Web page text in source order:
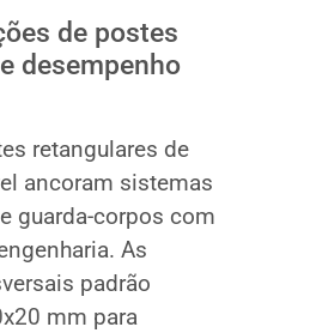
de postes
desempenho
retangulares de
ancoram sistemas
guarda-corpos com
As
padrão
mm para